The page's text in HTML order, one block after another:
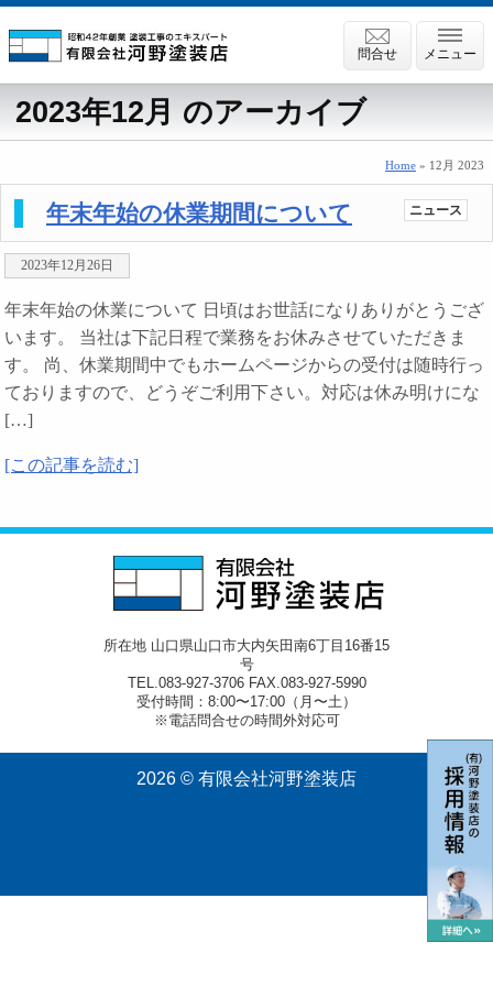
メニュー
問合せ
2023年12月 のアーカイブ
Home » 12月 2023
年末年始の休業期間について ニュース
2023年12月26日
年末年始の休業について 日頃はお世話になりありがとうござ
います。 当社は下記日程で業務をお休みさせていただきま
す。 尚、休業期間中でもホームページからの受付は随時行っ
ておりますので、どうぞご利用下さい。対応は休み明けにな
[…]
[この記事を読む]
所在地 山口県山口市大内矢田南6丁目16番15
号
TEL.083-927-3706 FAX.083-927-5990
受付時間：8:00〜17:00（月〜土）
※電話問合せの時間外対応可
2026 © 有限会社河野塗装店